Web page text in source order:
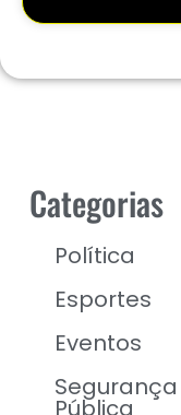
Categorias
Política
Esportes
Eventos
Segurança
Pública